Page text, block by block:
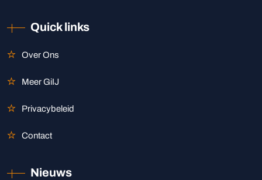
Quick links
Over Ons
Meer GiIJ
Privacybeleid
Contact
Nieuws